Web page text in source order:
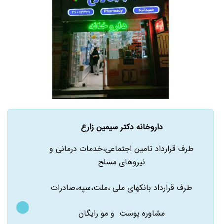
داروخانه دکتر سیمین زارع
طرف قرارداد تامین اجتماعی،خدمات درمانی و
نیروهای مسلح
طرف قرارداد بانکهای ملی ،ملت،سپه،صادرات
مشاوره پوست و مو رایگان